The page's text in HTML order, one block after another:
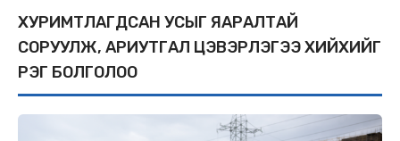
ХУРИМТЛАГДСАН УСЫГ ЯАРАЛТАЙ
СОРУУЛЖ, АРИУТГАЛ ЦЭВЭРЛЭГЭЭ ХИЙХИЙГ
ҮҮРЭГ БОЛГОЛОО